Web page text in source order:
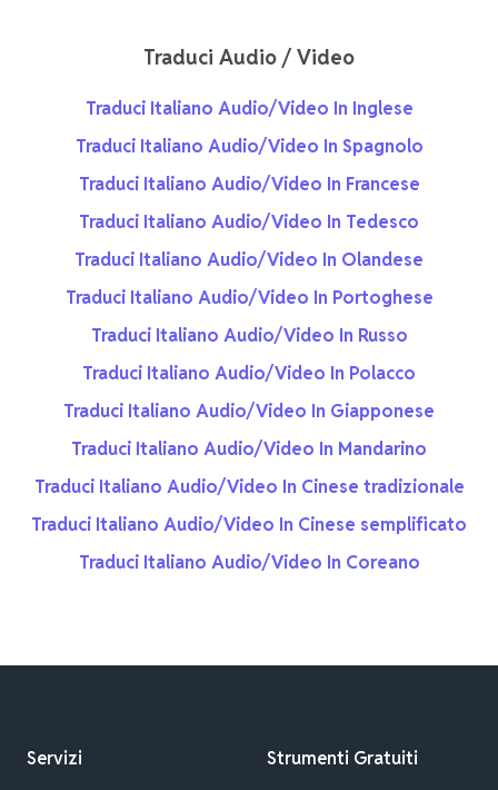
Traduci Audio / Video
Traduci Italiano Audio/Video In Inglese
Traduci Italiano Audio/Video In Spagnolo
Traduci Italiano Audio/Video In Francese
Traduci Italiano Audio/Video In Tedesco
Traduci Italiano Audio/Video In Olandese
Traduci Italiano Audio/Video In Portoghese
Traduci Italiano Audio/Video In Russo
Traduci Italiano Audio/Video In Polacco
Traduci Italiano Audio/Video In Giapponese
Traduci Italiano Audio/Video In Mandarino
Traduci Italiano Audio/Video In Cinese tradizionale
Traduci Italiano Audio/Video In Cinese semplificato
Traduci Italiano Audio/Video In Coreano
Servizi Strumenti Gratuiti